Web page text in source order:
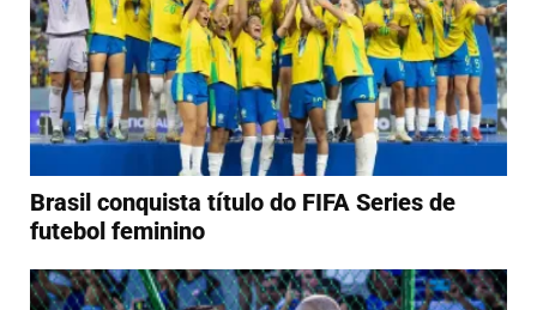
Brasil conquista título do FIFA Series de
futebol feminino